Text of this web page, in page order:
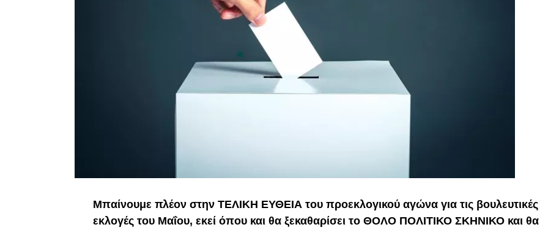
Μπαίνουμε πλέον στην ΤΕΛΙΚΗ ΕΥΘΕΙΑ του προεκλογικού αγώνα για τις βουλευτικές
εκλογές του Μαΐου, εκεί όπου και θα ξεκαθαρίσει το ΘΟΛΟ ΠΟΛΙΤΙΚΟ ΣΚΗΝΙΚΟ και θα